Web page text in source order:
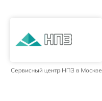
Сервисный центр НПЗ в Москве